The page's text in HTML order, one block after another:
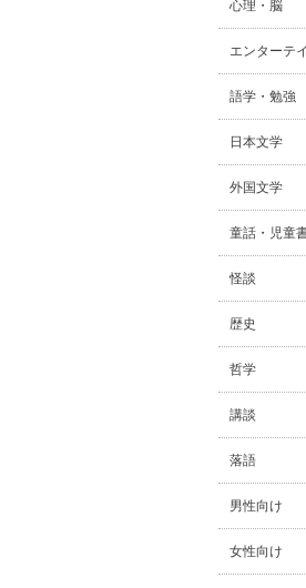
心理・脳
エンターテ
語学・勉強
日本文学
外国文学
童話・児童
怪談
歴史
哲学
講談
落語
男性向け
女性向け